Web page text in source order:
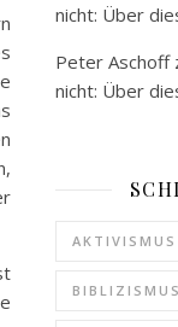
nicht: Über
Peter Aschoff
nicht: Über
AKTIVISMUS
BIBLIZISMUS